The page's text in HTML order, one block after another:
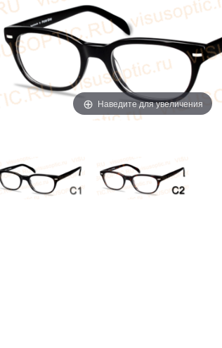
Наведите для увеличения